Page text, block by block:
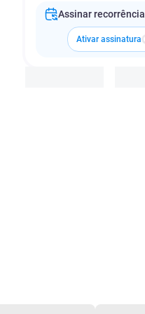
Assinar recorrência
Ativar assinatura